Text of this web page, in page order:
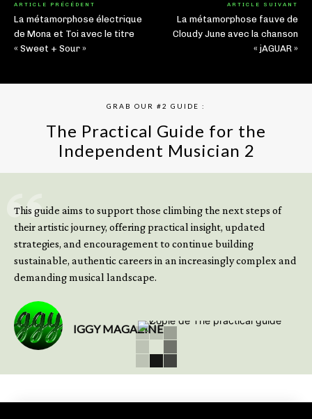
ARTICLE PRÉCÉDENT
La métamorphose électrique
de Mona et Toi avec le titre
« Sweet + Sour »
ARTICLE SUIVANT
La métamorphose fauve de
Cloudy June avec la chanson
« jAGUAR »
GRAB OUR #2 GUIDE :
The Practical Guide for the
Independent Musician 2
This guide aims to support those climbing the next steps of
their artistic journey, offering practical insight, updated
strategies, and encouragement to continue building
sustainable, authentic careers in an increasingly complex and
demanding musical landscape.
IGGY MAGAZINE